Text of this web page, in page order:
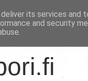
its services and
and security